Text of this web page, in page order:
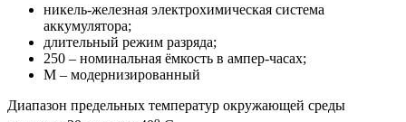
никель-железная электрохимическая система
аккумулятора;
длительный режим разряда;
250 – номинальная ёмкость в ампер-часах;
М – модернизированный
Диапазон предельных температур окружающей среды